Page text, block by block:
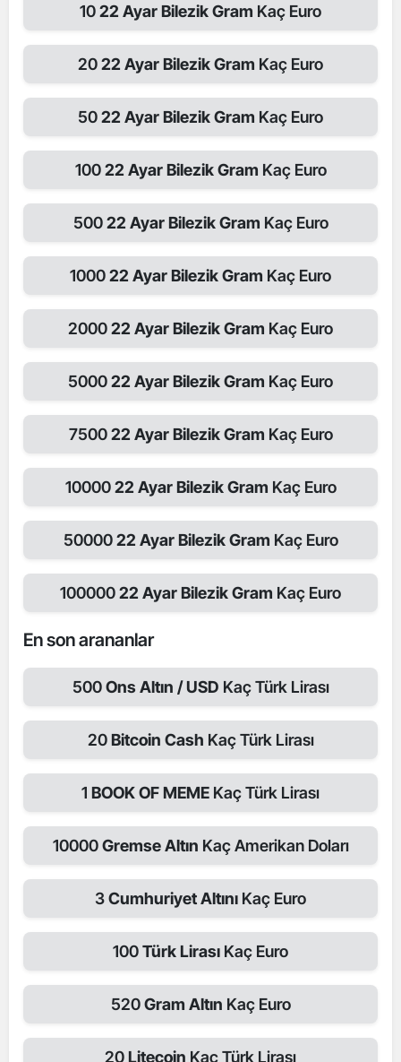
1022 Ayar Bilezik Gram Kaç Euro
2022 Ayar Bilezik Gram Kaç Euro
5022 Ayar Bilezik Gram Kaç Euro
10022 Ayar Bilezik Gram Kaç Euro
50022 Ayar Bilezik Gram Kaç Euro
100022 Ayar Bilezik Gram Kaç Euro
200022 Ayar Bilezik Gram Kaç Euro
500022 Ayar Bilezik Gram Kaç Euro
750022 Ayar Bilezik Gram Kaç Euro
1000022 Ayar Bilezik Gram Kaç Euro
5000022 Ayar Bilezik Gram Kaç Euro
10000022 Ayar Bilezik Gram Kaç Euro
En son arananlar
500Ons Altın / USD Kaç Türk Lirası
20Bitcoin Cash Kaç Türk Lirası
1 BOOK OF MEME Kaç Türk Lirası
10000Gremse Altın Kaç Amerikan Doları
3Cumhuriyet Altını Kaç Euro
100Türk Lirası Kaç Euro
520Gram Altın Kaç Euro
20Litecoin Kaç Türk Lirası